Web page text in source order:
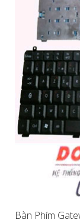
Bàn Phím